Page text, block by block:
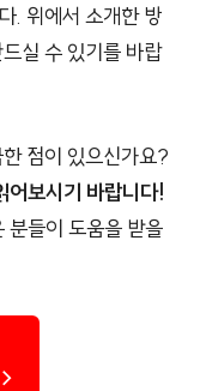
. 위에서 소개한 방
실 수 있기를 바랍
점이 있으신가요?
어보시기 바랍니다!
분들이 도움을 받을